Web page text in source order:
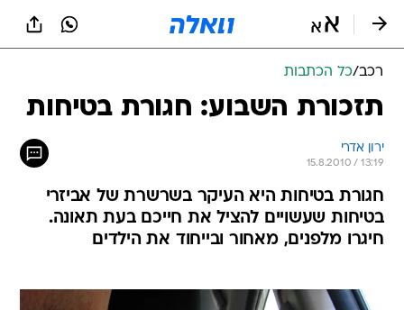
רכב/כל הכתבות
תזכורת השבוע: חגורת בטיחות
ירון אדרי
15.8.2010 / 13:19
חגורת בטיחות היא העיקר בשרשרת של אביזרי
בטיחות שעשויים להציל את חייכם בעת תאונה.
חיגרו מלפנים, מאחור ובייחוד את הילדים